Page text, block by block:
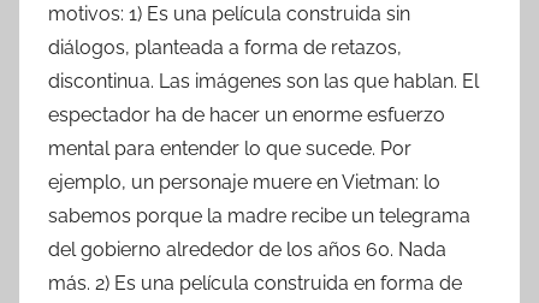
motivos: 1) Es una película construida sin
diálogos, planteada a forma de retazos,
discontinua. Las imágenes son las que hablan. El
espectador ha de hacer un enorme esfuerzo
mental para entender lo que sucede. Por
ejemplo, un personaje muere en Vietman: lo
sabemos porque la madre recibe un telegrama
del gobierno alrededor de los años 60. Nada
más. 2) Es una película construida en forma de